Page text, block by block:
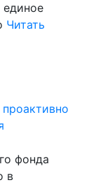
единое
Читать
фонда
в